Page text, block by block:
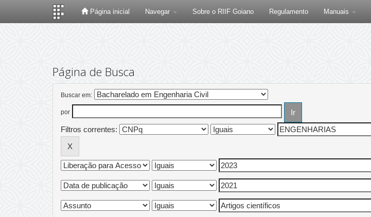
Página inicial Navegar Sobre o RIIF Goiano Regulamento Manuais
Página de Busca
Buscar em:
por
Filtros correntes: